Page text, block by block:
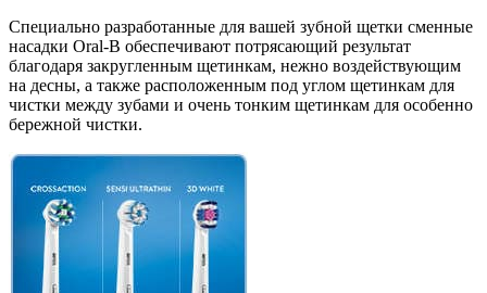
Специально разработанные для вашей зубной щетки сменные
насадки Oral-B обеспечивают потрясающий результат
благодаря закругленным щетинкам, нежно воздействующим
на десны, а также расположенным под углом щетинкам для
чистки между зубами и очень тонким щетинкам для особенно
бережной чистки.